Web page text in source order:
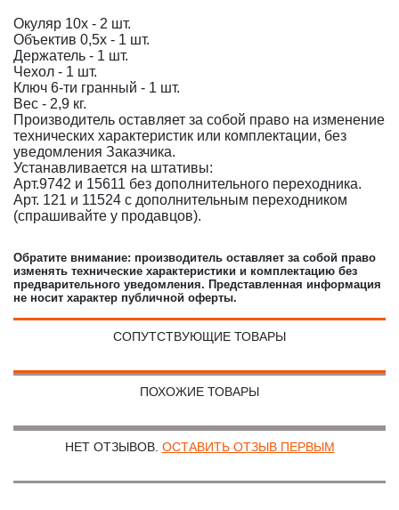
Окуляр 10х - 2 шт.
Объектив 0,5х - 1 шт.
Держатель - 1 шт.
Чехол - 1 шт.
Ключ 6-ти гранный - 1 шт.
Вес - 2,9 кг.
Производитель оставляет за собой право на изменение
технических характеристик или комплектации, без
уведомления Заказчика.
Устанавливается на штативы:
Арт.9742 и 15611 без дополнительного переходника.
Арт. 121 и 11524 с дополнительным переходником
(спрашивайте у продавцов).
Обратите внимание: производитель оставляет за собой право
изменять технические характеристики и комплектацию без
предварительного уведомления. Представленная информация
не носит характер публичной оферты.
СОПУТСТВУЮЩИЕ ТОВАРЫ
ПОХОЖИЕ ТОВАРЫ
НЕТ ОТЗЫВОВ. ОСТАВИТЬ ОТЗЫВ ПЕРВЫМ